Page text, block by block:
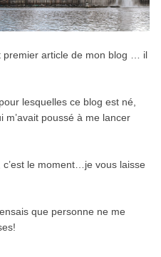
premier article de mon blog … il
lesquelles ce blog est né,
poussé à me lancer
c’est le moment…je vous laisse
que personne ne me